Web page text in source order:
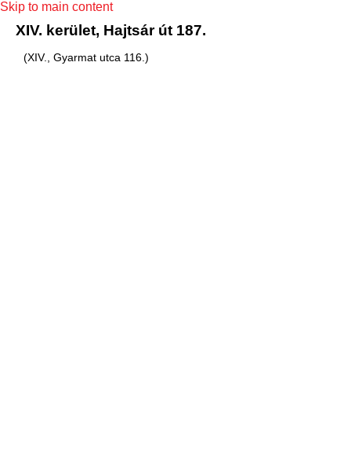
Skip to main content
XIV. kerület, Hajtsár út 187.
(XIV., Gyarmat utca 116.)